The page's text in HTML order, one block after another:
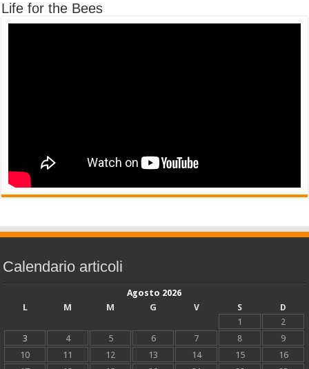
Life for the Bees
Calendario articoli
Agosto 2026
L
M M G V S
D
1
2
3
4 5 6 7 8
9
10
11 12 13 14 15
16